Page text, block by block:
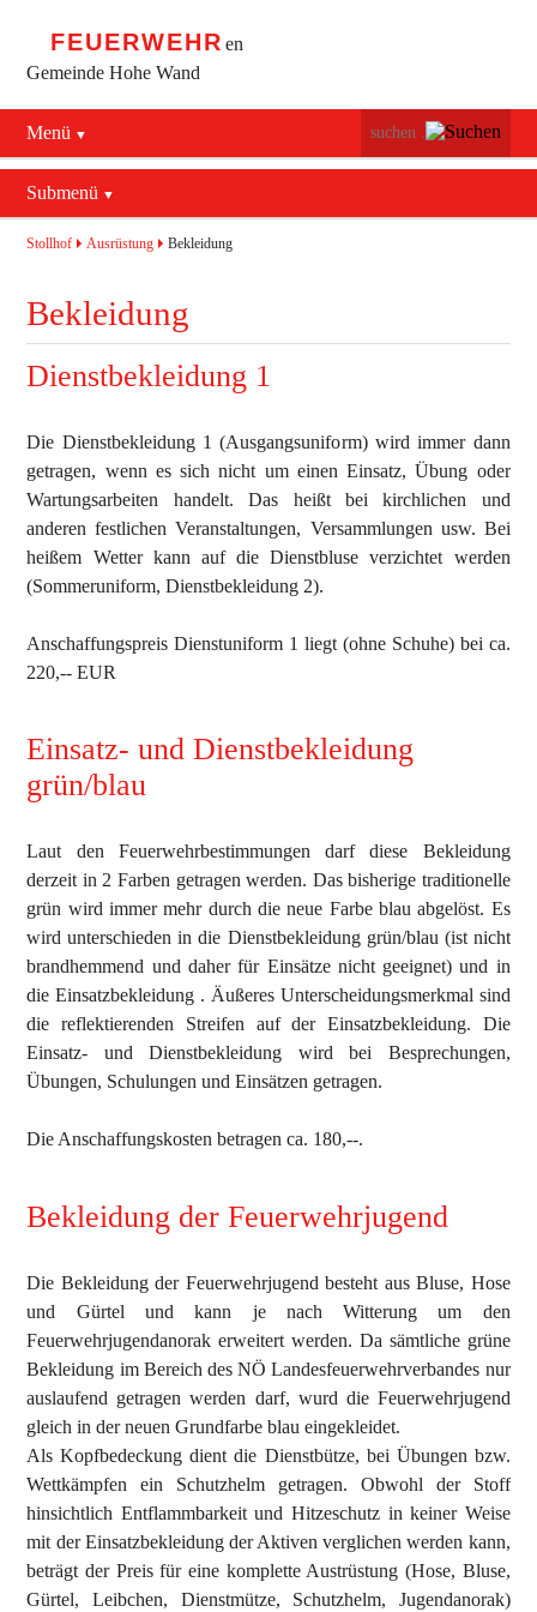
FEUERWEHR en
Gemeinde Hohe Wand
Menü
Navigation
überspringen
Stollhof
Netting
Submenü
Navigation
überspringen
Aktuelles
Jugend
Ausrüstung
Feuerwehrhaus
Fahrzeuge
Bekleidung
Termine
Geschichte
Kontakt
Stollhof Ausrüstung Bekleidung
Bekleidung
Dienstbekleidung 1
Die Dienstbekleidung 1 (Ausgangsuniform) wird immer dann
getragen, wenn es sich nicht um einen Einsatz, Übung oder
Wartungsarbeiten handelt. Das heißt bei kirchlichen und
anderen festlichen Veranstaltungen, Versammlungen usw. Bei
heißem Wetter kann auf die Dienstbluse verzichtet werden
(Sommeruniform, Dienstbekleidung 2).
Anschaffungspreis Dienstuniform 1 liegt (ohne Schuhe) bei ca.
220,-- EUR
Einsatz- und Dienstbekleidung
grün/blau
Laut den Feuerwehrbestimmungen darf diese Bekleidung
derzeit in 2 Farben getragen werden. Das bisherige traditionelle
grün wird immer mehr durch die neue Farbe blau abgelöst. Es
wird unterschieden in die Dienstbekleidung grün/blau (ist nicht
brandhemmend und daher für Einsätze nicht geeignet) und in
die Einsatzbekleidung . Äußeres Unterscheidungsmerkmal sind
die reflektierenden Streifen auf der Einsatzbekleidung. Die
Einsatz- und Dienstbekleidung wird bei Besprechungen,
Übungen, Schulungen und Einsätzen getragen.
Die Anschaffungskosten betragen ca. 180,--.
Bekleidung der Feuerwehrjugend
Die Bekleidung der Feuerwehrjugend besteht aus Bluse, Hose
und Gürtel und kann je nach Witterung um den
Feuerwehrjugendanorak erweitert werden. Da sämtliche grüne
Bekleidung im Bereich des NÖ Landesfeuerwehrverbandes nur
auslaufend getragen werden darf, wurd die Feuerwehrjugend
gleich in der neuen Grundfarbe blau eingekleidet.
Als Kopfbedeckung dient die Dienstbütze, bei Übungen bzw.
Wettkämpfen ein Schutzhelm getragen. Obwohl der Stoff
hinsichtlich Entflammbarkeit und Hitzeschutz in keiner Weise
mit der Einsatzbekleidung der Aktiven verglichen werden kann,
beträgt der Preis für eine komplette Austrüstung (Hose, Bluse,
Gürtel, Leibchen, Dienstmütze, Schutzhelm, Jugendanorak)